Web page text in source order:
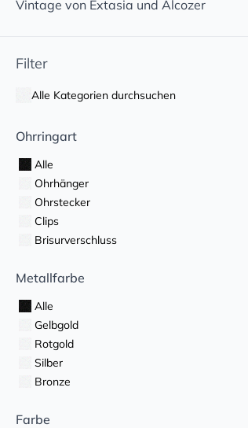
Vintage von Extasia und Alcozer
Filter
Alle Kategorien durchsuchen
Ohrringart
Alle
Ohrhänger
Ohrstecker
Clips
Brisurverschluss
Metallfarbe
Alle
Gelbgold
Rotgold
Silber
Bronze
Farbe